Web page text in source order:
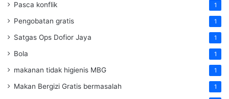
Pasca konflik 1
Pengobatan gratis 1
Satgas Ops Dofior Jaya 1
Bola 1
makanan tidak higienis MBG 1
Makan Bergizi Gratis bermasalah 1